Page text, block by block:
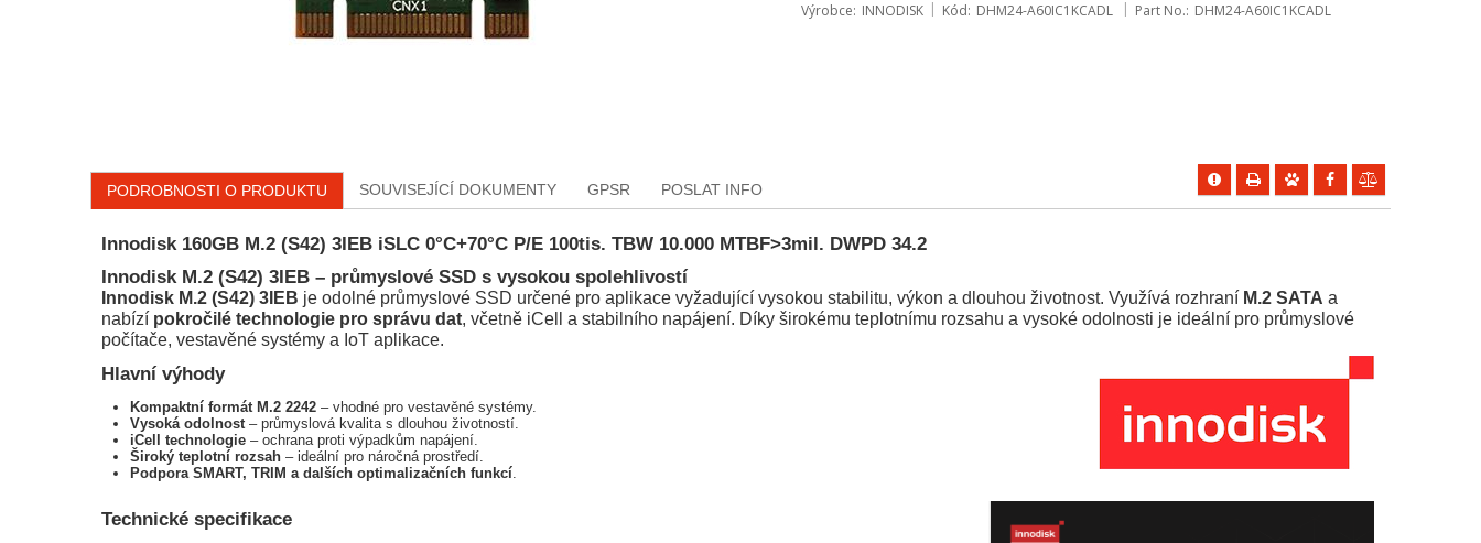
Výrobce INNODISK Kód DHM24-A60IC1KCADL Part No. DHM24-A60IC1KCADL
PODROBNOSTI O PRODUKTU SOUVISEJÍCÍ DOKUMENTY GPSR POSLAT INFO
Innodisk 160GB M.2 (S42) 3IEB iSLC 0°C+70°C P/E 100tis. TBW 10.000 MTBF>3mil. DWPD 34.2
Innodisk M.2 (S42) 3IEB – průmyslové SSD s vysokou spolehlivostí
Innodisk M.2 (S42) 3IEB je odolné průmyslové SSD určené pro aplikace vyžadující vysokou stabilitu, výkon a dlouhou životnost. Využívá rozhraní M.2 SATA a
nabízí pokročilé technologie pro správu dat, včetně iCell a stabilního napájení. Díky širokému teplotnímu rozsahu a vysoké odolnosti je ideální pro průmyslové
počítače, vestavěné systémy a IoT aplikace.
Hlavní výhody
Kompaktní formát M.2 2242 – vhodné pro vestavěné systémy.
Vysoká odolnost – průmyslová kvalita s dlouhou životností.
iCell technologie – ochrana proti výpadkům napájení.
Široký teplotní rozsah – ideální pro náročná prostředí.
Podpora SMART, TRIM a dalších optimalizačních funkcí
Technické specifikace